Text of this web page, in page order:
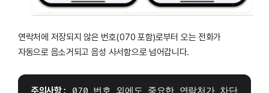
연락처에 저장되지 않은 번호(070 포함)로부터 오는 전화가
자동으로 음소거되고 음성 사서함으로 넘어갑니다.
주의사항